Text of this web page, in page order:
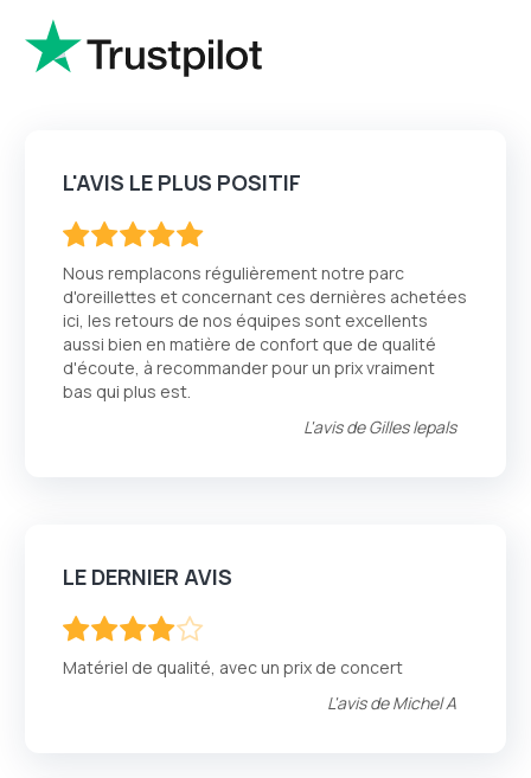
L'AVIS LE PLUS POSITIF
Nous remplacons régulièrement notre parc
d'oreillettes et concernant ces dernières achetées
ici, les retours de nos équipes sont excellents
aussi bien en matière de confort que de qualité
d'écoute, à recommander pour un prix vraiment
bas qui plus est.
L'avis deGilles lepals
LE DERNIER AVIS
Matériel de qualité, avec un prix de concert
L'avis deMichel A